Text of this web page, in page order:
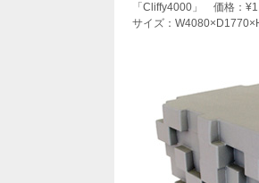
「Cliffy4000」 価格：
サイズ：